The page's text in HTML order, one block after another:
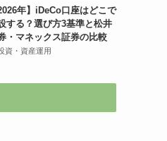
2026年】iDeCo口座はどこで
する？選び方3基準と松井
・マネックス証券の比較
資・資産運用